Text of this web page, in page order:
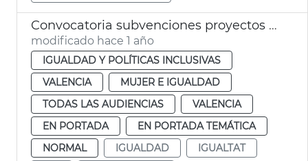
Convocatoria subvenciones proyectos LGTBI Ayuntamiento de València
modificado hace 1 año
IGUALDAD Y POLÍTICAS INCLUSIVAS
VALENCIA
MUJER E IGUALDAD
TODAS LAS AUDIENCIAS
VALENCIA
EN PORTADA
EN PORTADA TEMÁTICA
NORMAL
IGUALDAD
IGUALTAT